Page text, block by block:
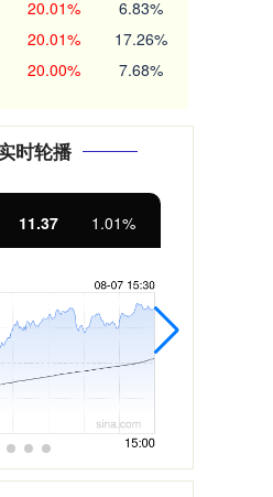
20.01% 6.83%
20.01% 17.26%
20.00% 7.68%
时轮播
11.37 1.01%